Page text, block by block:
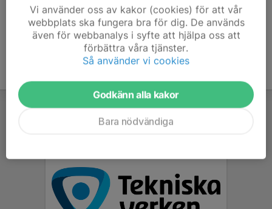
Vi använder oss av kakor (cookies) för att vår
webbplats ska fungera bra för dig. De används
även för webbanalys i syfte att hjälpa oss att
förbättra våra tjänster.
Så använder vi cookies
Godkänn alla kakor
Bara nödvändiga